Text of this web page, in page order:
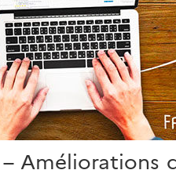
Améliorations